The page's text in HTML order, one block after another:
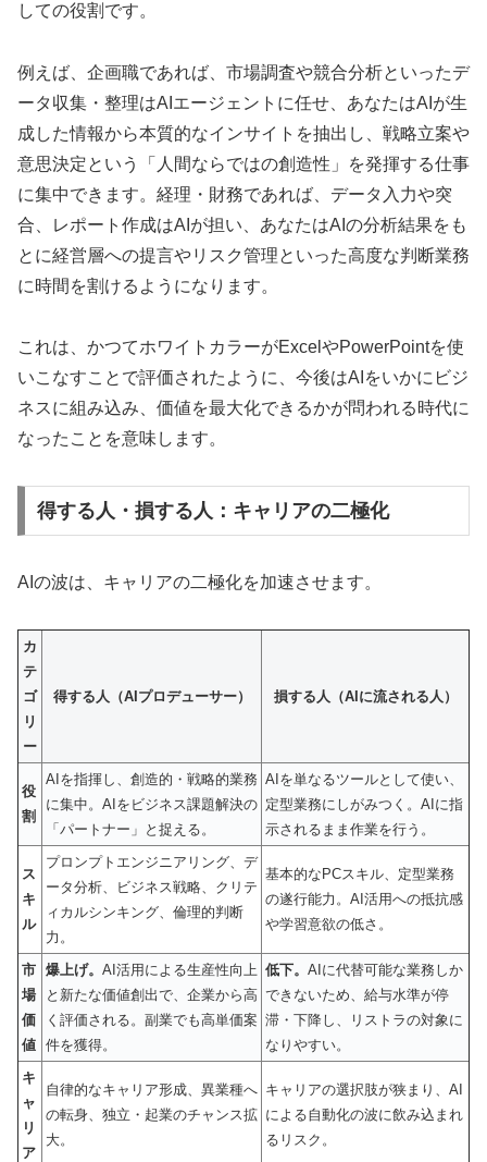
しての役割です。
例えば、企画職であれば、市場調査や競合分析といったデ
ータ収集・整理はAIエージェントに任せ、あなたはAIが生
成した情報から本質的なインサイトを抽出し、戦略立案や
意思決定という「人間ならではの創造性」を発揮する仕事
に集中できます。経理・財務であれば、データ入力や突
合、レポート作成はAIが担い、あなたはAIの分析結果をも
とに経営層への提言やリスク管理といった高度な判断業務
に時間を割けるようになります。
これは、かつてホワイトカラーがExcelやPowerPointを使
いこなすことで評価されたように、今後はAIをいかにビジ
ネスに組み込み、価値を最大化できるかが問われる時代に
なったことを意味します。
得する人・損する人：キャリアの二極化
AIの波は、キャリアの二極化を加速させます。
カ
テ
ゴ
リ
ー
得する人（AIプロデューサー） 損する人（AIに流される人）
役
割
AIを指揮し、創造的・戦略的業務
に集中。AIをビジネス課題解決の
「パートナー」と捉える。
AIを単なるツールとして使い、
定型業務にしがみつく。AIに指
示されるまま作業を行う。
ス
キ
ル
プロンプトエンジニアリング、デ
ータ分析、ビジネス戦略、クリテ
ィカルシンキング、倫理的判断
力。
基本的なPCスキル、定型業務
の遂行能力。AI活用への抵抗感
や学習意欲の低さ。
市
場
価
値
爆上げ。 AI活用による生産性向上
と新たな価値創出で、企業から高
く評価される。副業でも高単価案
件を獲得。
低下。 AIに代替可能な業務しか
できないため、給与水準が停
滞・下降し、リストラの対象に
なりやすい。
キ
ャ
リ
ア
自律的なキャリア形成、異業種へ
の転身、独立・起業のチャンス拡
大。
キャリアの選択肢が狭まり、AI
による自動化の波に飲み込まれ
るリスク。